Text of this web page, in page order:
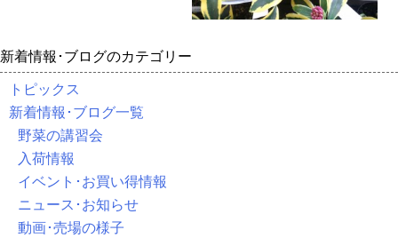
新着情報･ブログのカテゴリー
トピックス
新着情報･ブログ一覧
野菜の講習会
入荷情報
イベント･お買い得情報
ニュース･お知らせ
動画･売場の様子